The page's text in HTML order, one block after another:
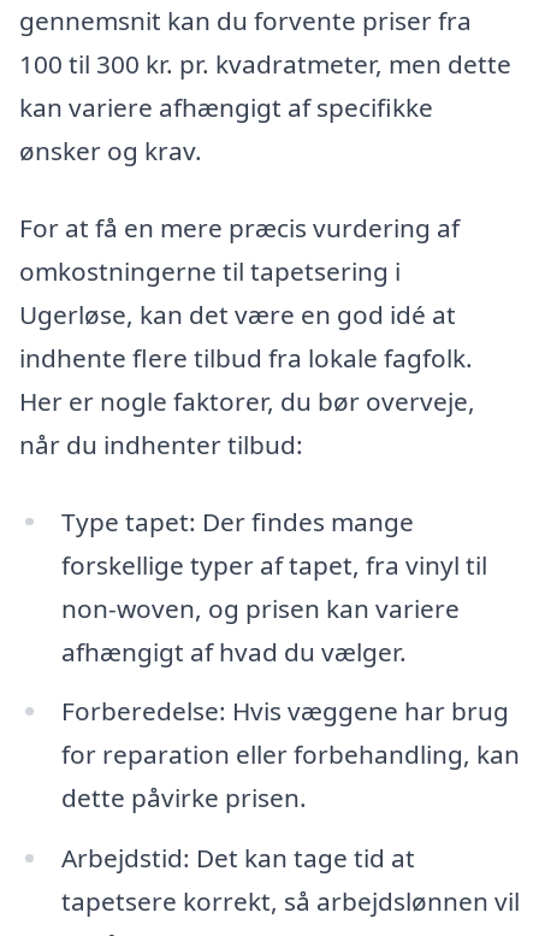
gennemsnit kan du forvente priser fra
100 til 300 kr. pr. kvadratmeter, men dette
kan variere afhængigt af specifikke
ønsker og krav.
For at få en mere præcis vurdering af
omkostningerne til tapetsering i
Ugerløse, kan det være en god idé at
indhente flere tilbud fra lokale fagfolk.
Her er nogle faktorer, du bør overveje,
når du indhenter tilbud:
Type tapet: Der findes mange
forskellige typer af tapet, fra vinyl til
non-woven, og prisen kan variere
afhængigt af hvad du vælger.
Forberedelse: Hvis væggene har brug
for reparation eller forbehandling, kan
dette påvirke prisen.
Arbejdstid: Det kan tage tid at
tapetsere korrekt, så arbejdslønnen vil